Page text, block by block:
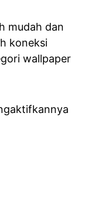
mudah dan
koneksi
wallpaper